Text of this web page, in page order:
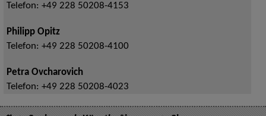
Telefon: +49 228 50208-4153
Philipp Opitz
Telefon: +49 228 50208-4100
Petra Ovcharovich
Telefon: +49 228 50208-4023